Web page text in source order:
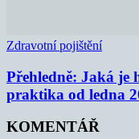
Zdravotní pojištění
Přehledně: Jaká je
praktika od ledna
KOMENTÁŘ